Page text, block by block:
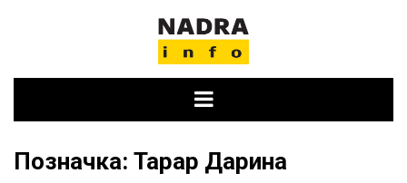
Позначка: Тарар Дарина